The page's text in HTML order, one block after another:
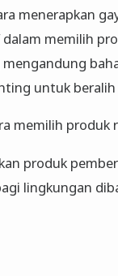
menerapkan
memilih
untuk
memilih
produk
lingkungan